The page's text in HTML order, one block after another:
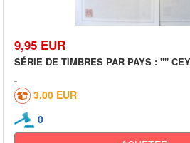
9,95 EUR
SÉRIE DE TIMBRES PAR PAYS : ""
3,00 EUR
0